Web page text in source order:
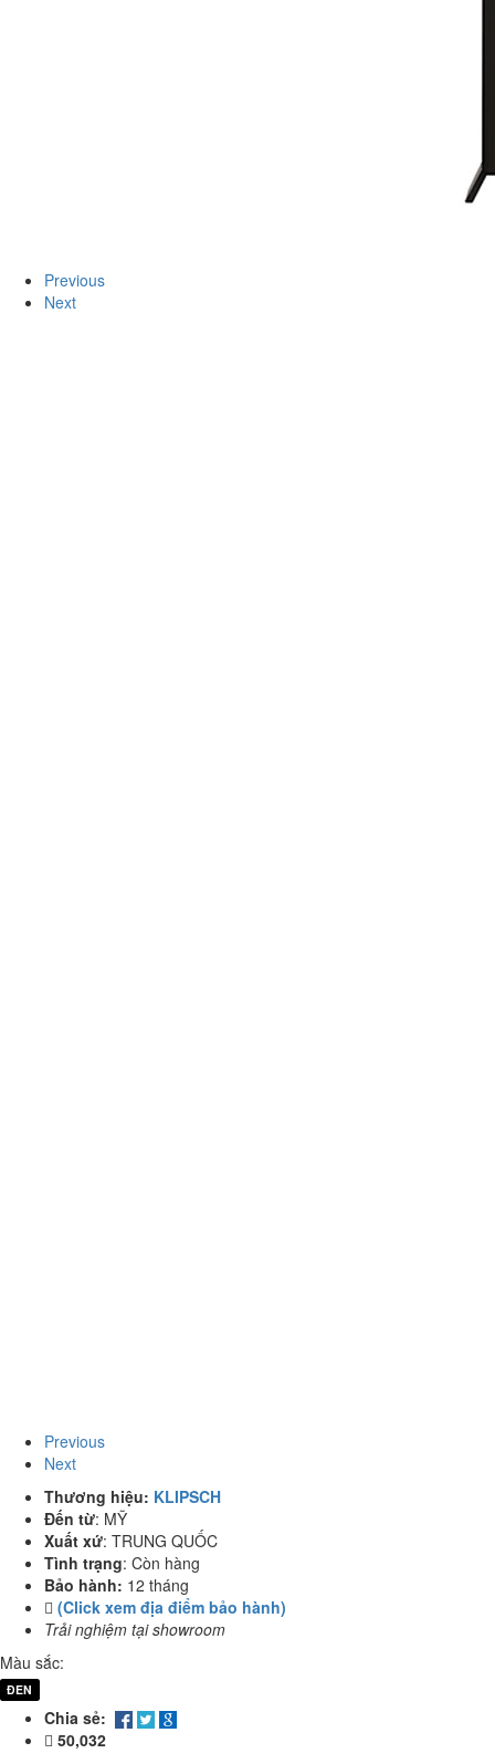
Previous
Next
Previous
Next
Thương hiệu: KLIPSCH
Đến từ: MỸ
Xuất xứ: TRUNG QUỐC
Tình trạng: Còn hàng
Bảo hành: 12 tháng
(Click xem địa điểm bảo hành)
Trải nghiệm tại showroom
Màu sắc:
ĐEN
Chia sẻ:
50,032